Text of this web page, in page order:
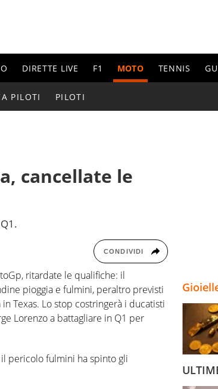
DIRETTE LIVE F1 MOTO TENNIS
PILOTI PILOTI
cancellate le
CONDIVIDI
ritardate le qualifiche: il
pioggia e fulmini, peraltro previsti
Texas. Lo stop costringerà i ducatisti
Lorenzo a battagliare in Q1 per
pericolo fulmini ha spinto gli